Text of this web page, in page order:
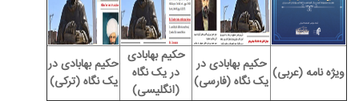
ویژه نامه (عربی) حکیم بهابادی در
یک نگاه (فارسی)
حکیم بهابادی
در یک نگاه
(انگلیسی)
حکیم بهابادی در
یک نگاه (ترکی)